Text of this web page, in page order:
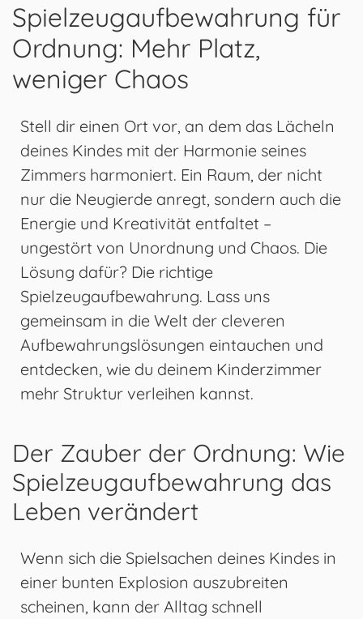
Spielzeugaufbewahrung für
Ordnung: Mehr Platz,
weniger Chaos
Stell dir einen Ort vor, an dem das Lächeln
deines Kindes mit der Harmonie seines
Zimmers harmoniert. Ein Raum, der nicht
nur die Neugierde anregt, sondern auch die
Energie und Kreativität entfaltet –
ungestört von Unordnung und Chaos. Die
Lösung dafür? Die richtige
Spielzeugaufbewahrung. Lass uns
gemeinsam in die Welt der cleveren
Aufbewahrungslösungen eintauchen und
entdecken, wie du deinem Kinderzimmer
mehr Struktur verleihen kannst.
Der Zauber der Ordnung: Wie
Spielzeugaufbewahrung das
Leben verändert
Wenn sich die Spielsachen deines Kindes in
einer bunten Explosion auszubreiten
scheinen, kann der Alltag schnell